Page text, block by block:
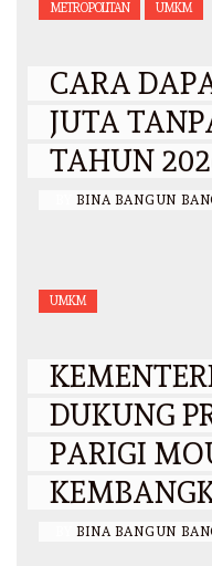
METROPOLITAN UMKM
CARA
JUTA
TAHUN
BINA BANGUN
UMKM
DUKUNG
PARIGI
BINA BANGUN